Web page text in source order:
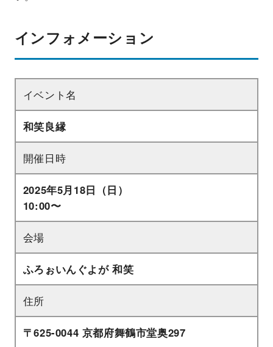
インフォメーション
イベント名
和笑良縁
開催日時
2025年5月18日（日）
10:00〜
会場
ふろぉいんぐよが 和笑
住所
〒625-0044 京都府舞鶴市堂奥297